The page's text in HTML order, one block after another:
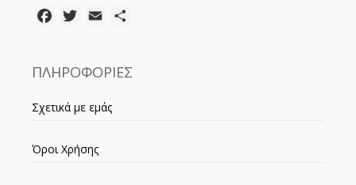
FacebookTwitter
Email
ΠΛΗΡΟΦΟΡΙΕΣ
Σχετικά με εμάς
Όροι Χρήσης